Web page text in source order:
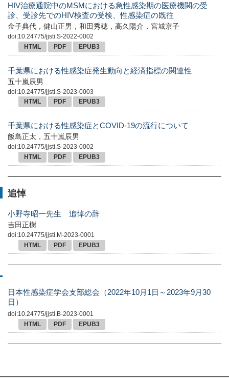
HIV治療通院中のMSMにおける急性感染期の医療機関の受
診、受診先でのHIV検査の受検、性感染症の既往
金子典代，健山正男，和田秀穂，高久陽介，宮城京子
doi:10.24775/jjsti.S-2022-0002
HTML
PDF EPUB3
千葉県における性感染症発生動向と経済指標の関連性
五十嵐辰男
doi:10.24775/jjsti.S-2023-0003
HTML
PDF EPUB3
千葉県における性感染症とCOVID-19の流行について
飯島正太，五十嵐辰男
doi:10.24775/jjsti.S-2023-0002
HTML
PDF EPUB3
追悼
小野寺昭一先生 追悼の辞
吉田正樹
doi:10.24775/jjsti.M-2023-0001
HTML
PDF EPUB3
日本性感染症学会支部総会（2022年10月1日～2023年9月30
日）
doi:10.24775/jjsti.B-2023-0001
HTML
PDF EPUB3